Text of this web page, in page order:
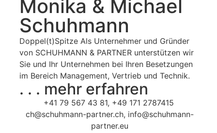
Monika & Michael
Schuhmann
Doppel(t)Spitze Als Unternehmer und Gründer
von SCHUHMANN & PARTNER unterstützen wir
Sie und Ihr Unternehmen bei Ihren Besetzungen
im Bereich Management, Vertrieb und Technik.
. . . mehr erfahren
+41 79 567 43 81, +49 171 2787415
ch@schuhmann-partner.ch, info@schuhmann-
partner.eu